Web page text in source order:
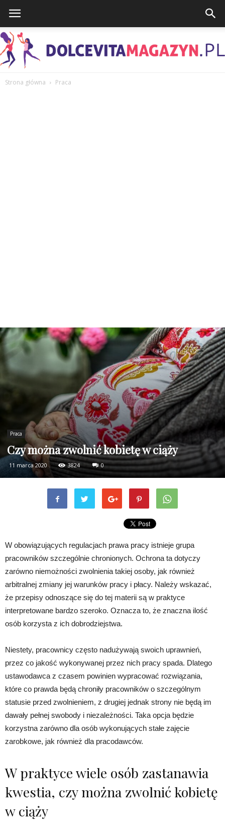
Strona główna Praca
Praca
Czy można zwolnić kobietę w ciąży
11 marca 2020 3824 0
W obowiązujących regulacjach prawa pracy istnieje grupa
pracowników szczególnie chronionych. Ochrona ta dotyczy
zarówno niemożności zwolnienia takiej osoby, jak również
arbitralnej zmiany jej warunków pracy i płacy. Należy wskazać,
że przepisy odnoszące się do tej materii są w praktyce
interpretowane bardzo szeroko. Oznacza to, że znaczna ilość
osób korzysta z ich dobrodziejstwa.
Niestety, pracownicy często nadużywają swoich uprawnień,
przez co jakość wykonywanej przez nich pracy spada. Dlatego
ustawodawca z czasem powinien wypracować rozwiązania,
które co prawda będą chroniły pracowników o szczególnym
statusie przed zwolnieniem, z drugiej jednak strony nie będą im
dawały pełnej swobody i niezależności. Taka opcja będzie
korzystna zarówno dla osób wykonujących stałe zajęcie
zarobkowe, jak również dla pracodawców.
W praktyce wiele osób zastanawia
kwestia, czy można zwolnić kobietę
w ciąży